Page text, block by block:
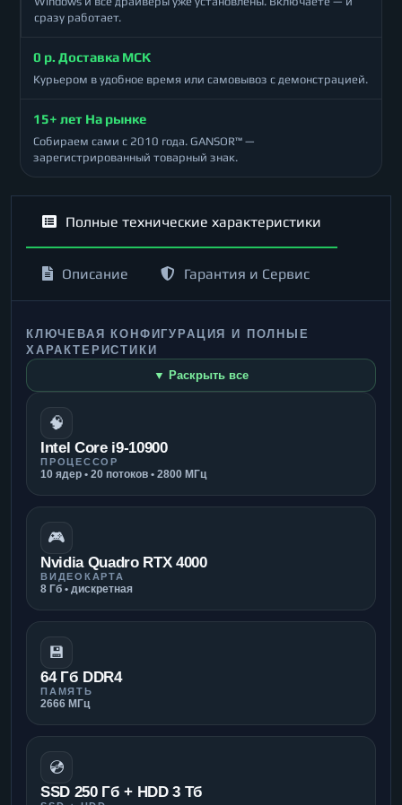
сразу работает.
0 р. Доставка МСК
Курьером в удобное время или самовывоз с демонстрацией.
15+ лет На рынке
Собираем сами с 2010 года. GANSOR™ —
зарегистрированный товарный знак.
Полные технические характеристики
Описание Гарантия и Сервис
КЛЮЧЕВАЯ КОНФИГУРАЦИЯ И ПОЛНЫЕ
ХАРАКТЕРИСТИКИ
▼ Раскрыть все
🧠
Intel Core i9-10900
ПРОЦЕССОР
10 ядер • 20 потоков • 2800 МГц
🎮
Nvidia Quadro RTX 4000
ВИДЕОКАРТА
8 Гб • дискретная
💾
64 Гб DDR4
ПАМЯТЬ
2666 МГц
💿
SSD 250 Гб + HDD 3 Тб